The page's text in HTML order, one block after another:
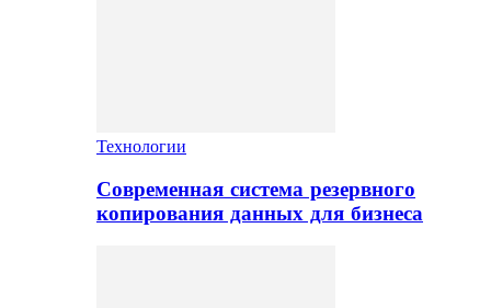
Технологии
Современная система резервного
копирования данных для бизнеса